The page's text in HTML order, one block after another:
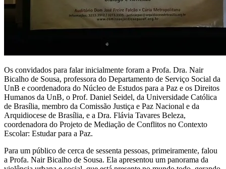
Os convidados para falar inicialmente foram a Profa. Dra. Nair
Bicalho de Sousa, professora do Departamento de Serviço Social da
UnB e coordenadora do Núcleo de Estudos para a Paz e os Direitos
Humanos da UnB, o Prof. Daniel Seidel, da Universidade Católica
de Brasília, membro da Comissão Justiça e Paz Nacional e da
Arquidiocese de Brasília, e a Dra. Flávia Tavares Beleza,
coordenadora do Projeto de Mediação de Conflitos no Contexto
Escolar: Estudar para a Paz.
Para um público de cerca de sessenta pessoas, primeiramente, falou
a Profa. Nair Bicalho de Sousa. Ela apresentou um panorama da